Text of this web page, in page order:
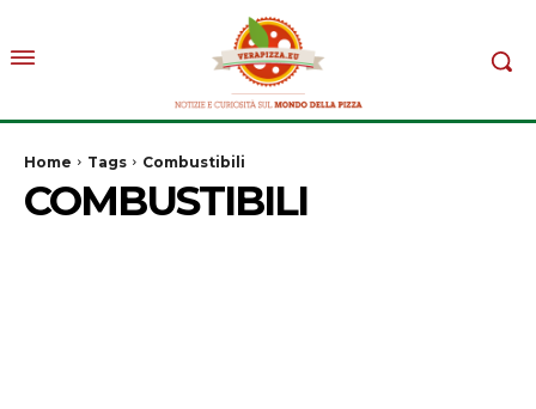
Home Tags Combustibili
COMBUSTIBILI